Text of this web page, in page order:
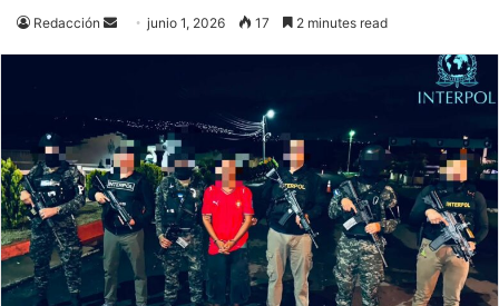
Redacción
Sendjunio 1, 2026 17 2 minutes read